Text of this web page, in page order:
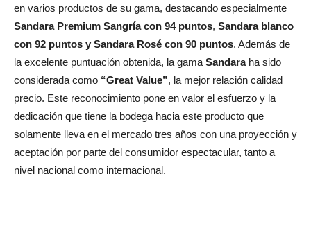
en varios productos de su gama, destacando especialmente
Sandara Premium Sangría con 94 puntos, Sandara blanco
con 92 puntos y Sandara Rosé con 90 puntos. Además de
la excelente puntuación obtenida, la gama Sandaraha sido
considerada como “Great Value”, la mejor relación calidad
precio. Este reconocimiento pone en valor el esfuerzo y la
dedicación que tiene la bodega hacia este producto que
solamente lleva en el mercado tres años con una proyección y
aceptación por parte del consumidor espectacular, tanto a
nivel nacional como internacional.